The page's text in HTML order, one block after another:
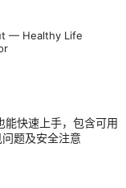
— Healthy Life
快速上手，包含可用
题及安全注意